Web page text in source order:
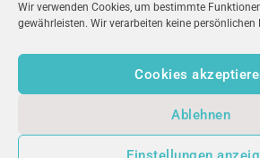
Wir verwenden Cookies, um bestimmte
gewährleisten. Wir verarbeiten keine persönlichen
Cookies
Ablehnen